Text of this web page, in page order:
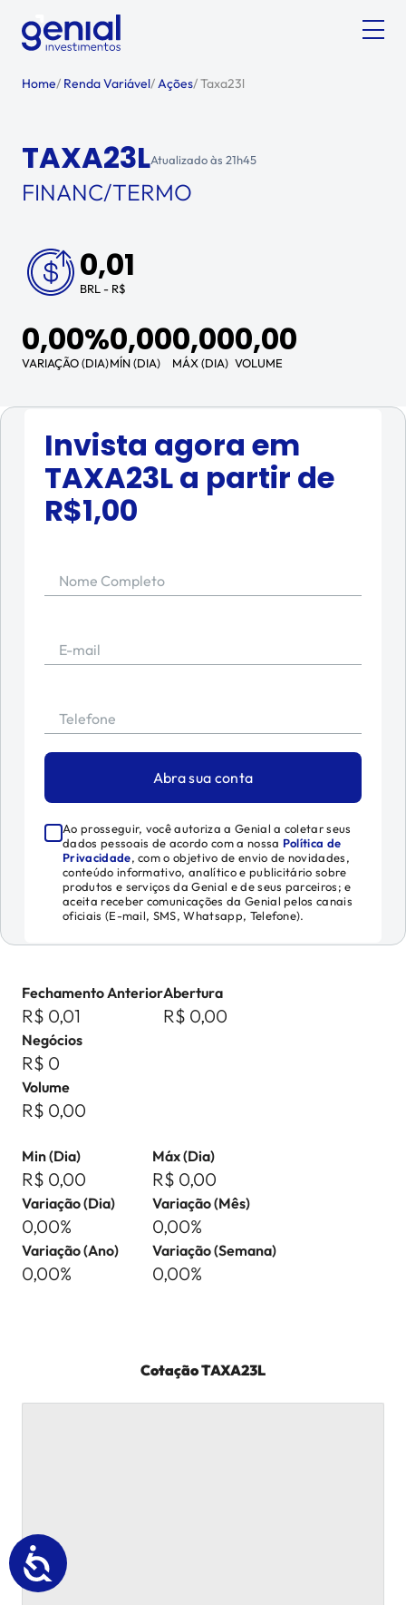
Home/ Renda Variável/Ações/Taxa23l
TAXA23LAtualizado às 21h45
FINANC/TERMO
0,01
BRL - R$
0,00%
VARIAÇÃO (DIA)
0,00
MÍN (DIA)
0,00
MÁX (DIA)
0,00
VOLUME
Invista agora em
TAXA23La partir de
R$1,00
Nome Completo
E-mail
Telefone
Abra sua conta
Ao prosseguir, você autoriza a Genial a coletar seus
dados pessoais de acordo com a nossa Política de
Privacidade, com o objetivo de envio de novidades,
conteúdo informativo, analítico e publicitário sobre
produtos e serviços da Genial e de seus parceiros; e
aceita receber comunicações da Genial pelos canais
oficiais (E-mail, SMS, Whatsapp, Telefone).
Fechamento Anterior
R$ 0,01
Abertura
R$ 0,00
Negócios
R$ 0
Volume
R$ 0,00
Min (Dia)
R$ 0,00
Máx (Dia)
R$ 0,00
Variação (Dia)
0,00%
Variação (Mês)
0,00%
Variação (Ano)
0,00%
Variação (Semana)
0,00%
CotaçãoTAXA23L